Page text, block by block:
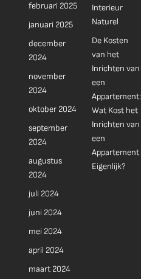
februari 2025
januari 2025
december
2024
november
2024
oktober 2024
september
2024
augustus
2024
juli 2024
juni 2024
mei 2024
april 2024
maart 2024
Interieur
Naturel
De Kosten
van het
Inrichten van
een
Appartement:
Wat Kost het
Inrichten van
een
Appartement
Eigenlijk?